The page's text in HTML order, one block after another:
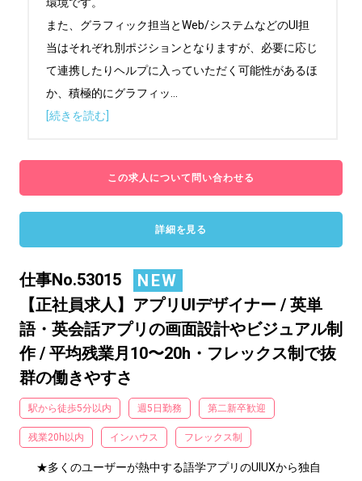
また、グラフィック担当とWeb/システムなどのUI担
当はそれぞれ別ポジションとなりますが、必要に応じ
て連携したりヘルプに入っていただく可能性があるほ
か、積極的にグラフィッ
[続きを読む]
この求人について問い合わせる
詳細を見る
仕事No.53015
NEW
【正社員求人】アプリUIデザイナー / 英単
語・英会話アプリの画面設計やビジュアル制
作 / 平均残業月10〜20h・フレックス制で抜
群の働きやすさ
駅から徒歩5分以内 週5日勤務 第二新卒歓迎
残業20h以内 インハウス フレックス制
★多くのユーザーが熱中する語学アプリのUIUXから独自